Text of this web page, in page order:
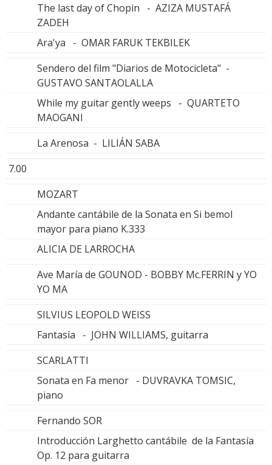
The last day of Chopin - AZIZA MUSTAFÁ
ZADEH
Ara'ya - OMAR FARUK TEKBILEK
Sendero del film "Diarios de Motocicleta" -
GUSTAVO SANTAOLALLA
While my guitar gently weeps - QUARTETO
MAOGANI
La Arenosa - LILIÁN SABA
7.00
MOZART
Andante cantábile de la Sonata en Si bemol
mayor para piano K.333
ALICIA DE LARROCHA
Ave María de GOUNOD - BOBBY Mc.FERRIN y YO
YO MA
SILVIUS LEOPOLD WEISS
Fantasía - JOHN WILLIAMS, guitarra
SCARLATTI
Sonata en Fa menor - DUVRAVKA TOMSIC,
piano
Fernando SOR
Introducción Larghetto cantábile de la Fantasía
Op. 12 para guitarra